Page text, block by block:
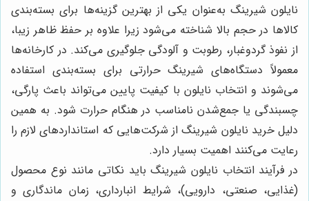
نایلون شیرینگ به‌عنوان یکی از بهترین گزینه‌ها برای بسته‌بندی
کالاها در حجم بالا شناخته می‌شود زیرا علاوه بر حفظ ظاهر زیبا،
از نفوذ گردوغبار، رطوبت و آلودگی جلوگیری می‌کند. در کارخانه‌ها
معمولاً دستگاه‌های شیرینگ حرارتی برای بسته‌بندی استفاده
می‌شوند و انتخاب نایلون با کیفیت پایین می‌تواند باعث پارگی،
چسبندگی یا جمع‌شدن نامناسب در هنگام حرارت شود. به همین
دلیل خرید نایلون شیرینگ از شرکت‌هایی که استانداردهای لازم را
رعایت می‌کنند اهمیت بسیار دارد.
در فرآیند انتخاب نایلون شیرینگ باید نکاتی مانند نوع محصول
(غذایی، صنعتی، دارویی)، شرایط انبارداری، زمان ماندگاری و